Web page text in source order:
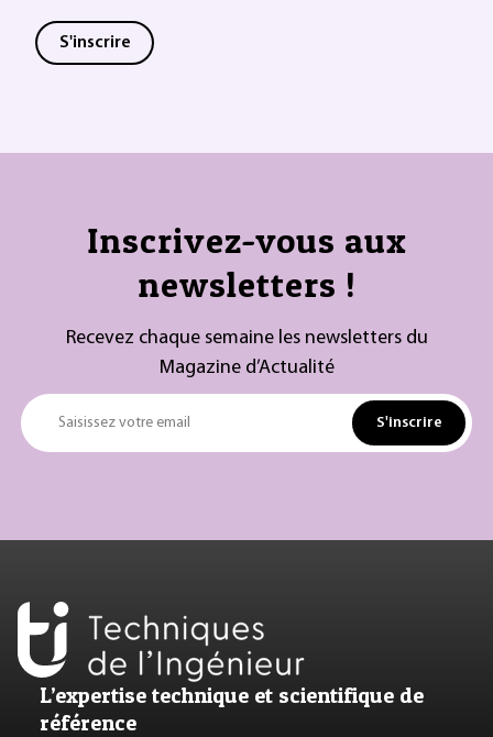
S'inscrire
Inscrivez-vous aux
newsletters !
Recevez chaque semaine les newsletters du
Magazine d’Actualité
Saisissez votre email S'inscrire
L’expertise technique et scientifique de
référence